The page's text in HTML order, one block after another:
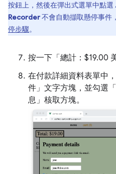
按鈕上，然後在彈出式選單中點選
Recorder不會自動擷取懸停事件
停步驟。
按一下「總計：$19.00
在付款詳細資料表單中
件」 文字方塊，並勾選
息」 核取方塊。